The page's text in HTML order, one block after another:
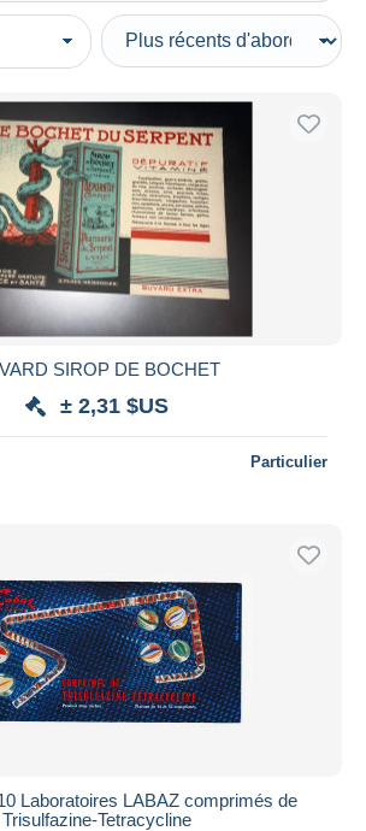
cahiers illustrés
avec offres
sans offres
vente
réduction
bancaire
SIROP DE BOCHET
± 2,31 $US
Particulier
Laboratoires LABAZ comprimés de
Trisulfazine-Tetracycline